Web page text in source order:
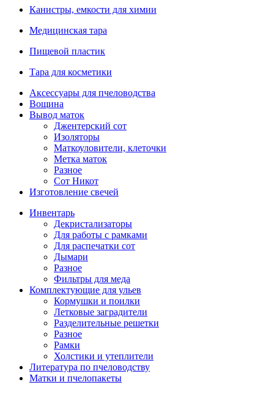
Канистры, емкости для химии
Медицинская тара
Пищевой пластик
Тара для косметики
Аксессуары для пчеловодства
Вощина
Вывод маток
Джентерский сот
Изоляторы
Маткоуловители, клеточки
Метка маток
Разное
Сот Никот
Изготовление свечей
Инвентарь
Декристализаторы
Для работы с рамками
Для распечатки сот
Дымари
Разное
Фильтры для меда
Комплектующие для ульев
Кормушки и поилки
Летковые заградители
Разделительные решетки
Разное
Рамки
Холстики и утеплители
Литература по пчеловодству
Матки и пчелопакеты